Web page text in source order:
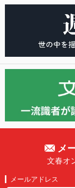
メ
文春オ
メールアドレス